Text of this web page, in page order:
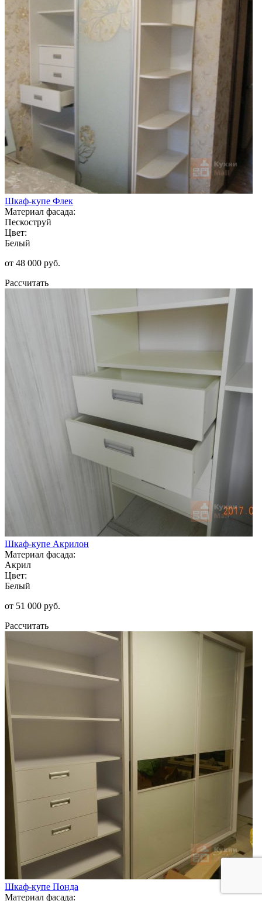
Шкаф-купе Флек
Материал фасада:
Пескоструй
Цвет:
Белый
от 48 000 руб.
Рассчитать
Шкаф-купе Акрилон
Материал фасада:
Акрил
Цвет:
Белый
от 51 000 руб.
Рассчитать
Шкаф-купе Понда
Материал фасада: